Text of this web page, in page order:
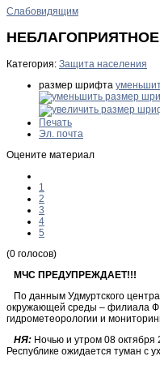
Слабовидящим
НЕБЛАГОПРИЯТНОЕ
Категория: Защита населения
размер шрифта
Печать
Эл. почта
Оцените материал
1
2
3
4
5
(0 голосов)
МЧС ПРЕДУПРЕЖДАЕТ!!!
По данным Удмуртского
окружающей среды – филиала
гидрометеорологии и
НЯ: Ночью и утром 08 октября
Республике ожидается туман с